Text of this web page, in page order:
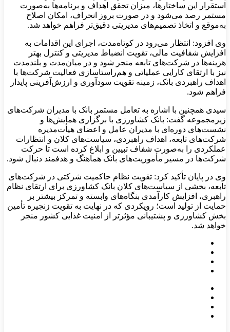
استقرار این ساختارها، میزان تحقق اهداف و برنامه‌ها به‌صورت
مستمر رصد می‌شود و در صورت بروز انحراف، امکان اصلاح
به‌موقع و اتخاذ تصمیم‌های مدیریتی دقیق‌تر فراهم خواهد شد.
وی افزود: انتظار می‌رود در کوتاه‌مدت، اجرای این اقدامات به
افزایش شفافیت مالی، تقویت انضباط مدیریتی و کنترل بهتر
هزینه‌ها در شرکت‌های تابعه منجر شود و در میان‌مدت و بلندمدت
نیز با ارتقای کارایی عملیاتی و هم‌راستاسازی فعالیت شرکت‌ها با
اهداف راهبردی بانک، زمینه تقویت سودآوری و ارزش‌آفرینی پایدار
فراهم شود.
سیدی همچنین با اشاره به تعامل مستمر بانک با مدیران شرکت‌های
زیرمجموعه گفت: بانک کشاورزی با برگزاری همایش‌ها و
نشست‌های دوره‌ای با مدیران عامل و اعضای هیأت‌مدیره
شرکت‌های تابعه، اهداف راهبردی، سیاست‌های کلان و انتظارات
عملکردی را به‌صورت شفاف تبیین و ابلاغ کرده است تا حرکت
شرکت‌ها در مسیر مأموریت‌های بانک هماهنگ و هدفمند دنبال شود.
وی در پایان تأکید کرد: تقویت نظام حاکمیت شرکتی در شرکت‌های
تابعه، بخشی از سیاست‌های کلان بانک کشاورزی برای ارتقای نظام
راهبری، افزایش کارآمدی بنگاه‌های وابسته و تمرکز بیشتر بر
حمایت از تولید است؛ رویکردی که در نهایت به تقویت زنجیره تأمین
بخش کشاورزی و پشتیبانی مؤثرتر از امنیت غذایی کشور منجر
خواهد شد.